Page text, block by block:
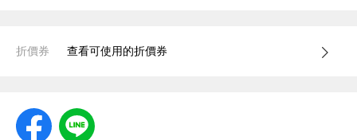
折價券 查看可使用的折價券